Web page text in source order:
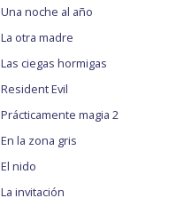
Una noche al año
La otra madre
Las ciegas hormigas
Resident Evil
Prácticamente magia 2
En la zona gris
El nido
La invitación